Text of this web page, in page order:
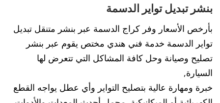
بنشر تبديل تواير الدسمة
بأرخص الأسعار وفر كراج الدسمة عبر بنشر متنقل تبديل
تواير الدسمة خدمة فني هندي مختص يقوم عبر بنشر
تصليح وصيانة وحل كافة المشاكل التي تتعرض لها
السيارة,
خبرة ومهارة عالية بتصليح التواير وأي عطل يواجه القطع